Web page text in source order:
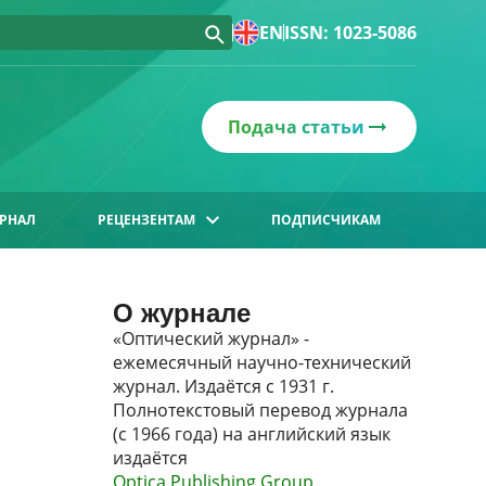
ENISSN: 1023-5086
Подача статьи
РЕЦЕНЗЕНТАМ ПОДПИСЧИКАМ
О журнале
«Оптический журнал» -
ежемесячный научно-технический
журнал. Издаётся с 1931 г.
Полнотекстовый перевод журнала
(с 1966 года) на английский язык
издаётся